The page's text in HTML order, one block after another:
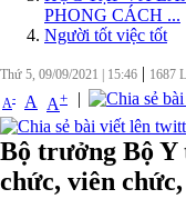
PHONG CÁCH ...
Người tốt việc tốt
Thứ 5, 09/09/2021 15:46 | 1687
A- A A+ |
Bộ trưởng Bộ Y
chức, viên